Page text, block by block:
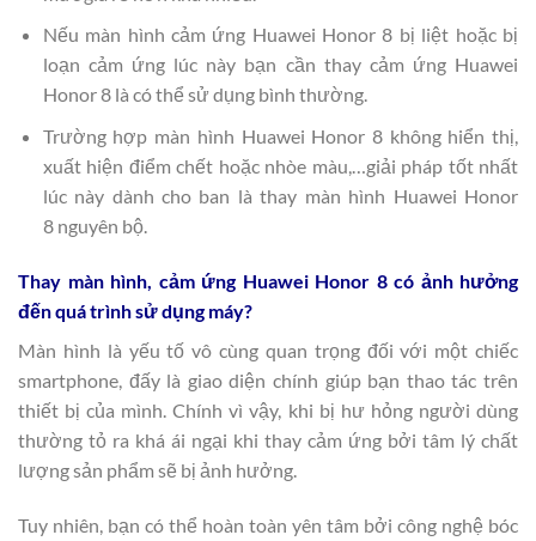
Nếu màn hình cảm ứng Huawei Honor 8 bị liệt hoặc bị
loạn cảm ứng lúc này bạn cần thay cảm ứng Huawei
Honor 8 là có thể sử dụng bình thường.
Trường hợp màn hình Huawei Honor 8 không hiển thị,
xuất hiện điểm chết hoặc nhòe màu,…giải pháp tốt nhất
lúc này dành cho ban là thay màn hình Huawei Honor
8 nguyên bộ.
Thay màn hình, cảm ứng Huawei Honor 8 có ảnh hưởng
đến quá trình sử dụng máy?
Màn hình là yếu tố vô cùng quan trọng đối với một chiếc
smartphone, đấy là giao diện chính giúp bạn thao tác trên
thiết bị của mình. Chính vì vậy, khi bị hư hỏng người dùng
thường tỏ ra khá ái ngại khi thay cảm ứng bởi tâm lý chất
lượng sản phẩm sẽ bị ảnh hưởng.
Tuy nhiên, bạn có thể hoàn toàn yên tâm bởi công nghệ bóc